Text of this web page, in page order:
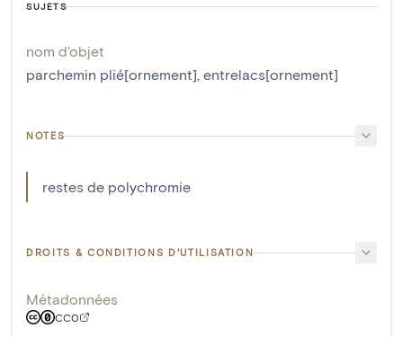
SUJETS
nom d'objet
parchemin plié[ornement], entrelacs[ornement]
NOTES
restes de polychromie
DROITS & CONDITIONS D'UTILISATION
Métadonnées
CC0